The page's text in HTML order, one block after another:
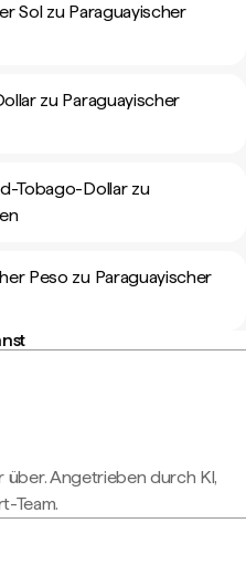
Sol zu Paraguayischer
zu Paraguayischer
Tobago-Dollar zu
Peso zu Paraguayischer
über. Angetrieben durch KI,
Team.